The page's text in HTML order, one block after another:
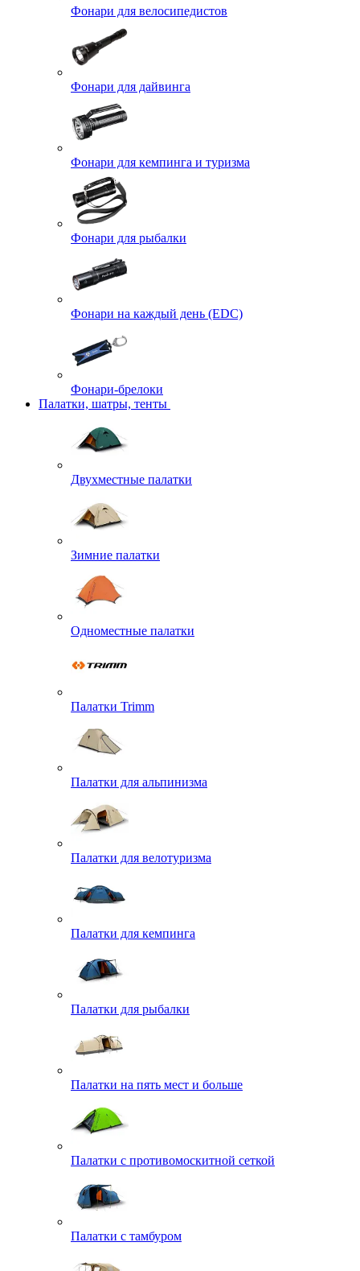
Фонари для велосипедистов
Фонари для дайвинга
Фонари для кемпинга и туризма
Фонари для рыбалки
Фонари на каждый день (EDC)
Фонари-брелоки
Палатки, шатры, тенты
Двухместные палатки
Зимние палатки
Одноместные палатки
Палатки Trimm
Палатки для альпинизма
Палатки для велотуризма
Палатки для кемпинга
Палатки для рыбалки
Палатки на пять мест и больше
Палатки с противомоскитной сеткой
Палатки с тамбуром